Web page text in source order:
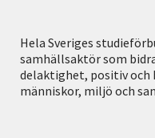
Hela Sveriges
samhällsaktör som
delaktighet, positiv
människor, miljö och